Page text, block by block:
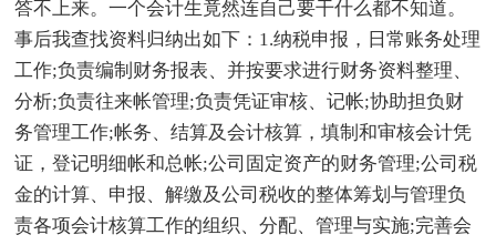
答不上来。一个会计生竟然连自己要干什么都不知道。
事后我查找资料归纳出如下：1.纳税申报，日常账务处理
工作;负责编制财务报表、并按要求进行财务资料整理、
分析;负责往来帐管理;负责凭证审核、记帐;协助担负财
务管理工作;帐务、结算及会计核算，填制和审核会计凭
证，登记明细帐和总帐;公司固定资产的财务管理;公司税
金的计算、申报、解缴及公司税收的整体筹划与管理负
责各项会计核算工作的组织、分配、管理与实施;完善会